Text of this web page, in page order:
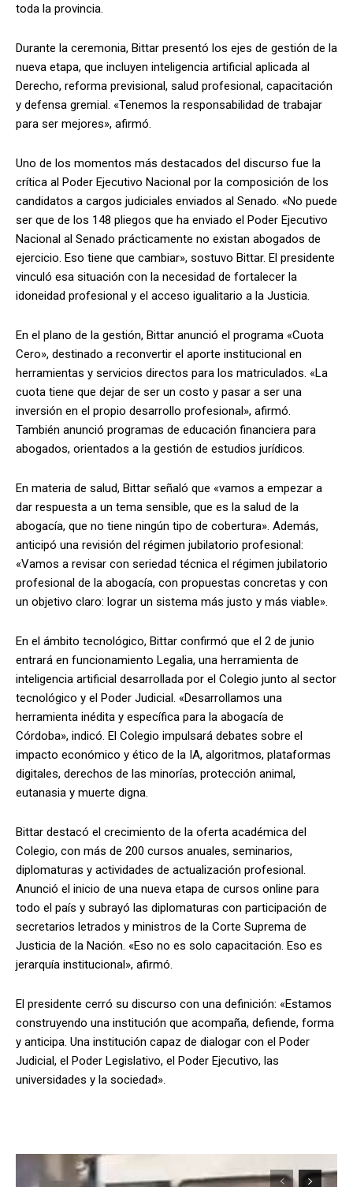
toda la provincia.
Durante la ceremonia, Bittar presentó los ejes de gestión de la
nueva etapa, que incluyen inteligencia artificial aplicada al
Derecho, reforma previsional, salud profesional, capacitación
y defensa gremial. «Tenemos la responsabilidad de trabajar
para ser mejores», afirmó.
Uno de los momentos más destacados del discurso fue la
crítica al Poder Ejecutivo Nacional por la composición de los
candidatos a cargos judiciales enviados al Senado. «No puede
ser que de los 148 pliegos que ha enviado el Poder Ejecutivo
Nacional al Senado prácticamente no existan abogados de
ejercicio. Eso tiene que cambiar», sostuvo Bittar. El presidente
vinculó esa situación con la necesidad de fortalecer la
idoneidad profesional y el acceso igualitario a la Justicia.
En el plano de la gestión, Bittar anunció el programa «Cuota
Cero», destinado a reconvertir el aporte institucional en
herramientas y servicios directos para los matriculados. «La
cuota tiene que dejar de ser un costo y pasar a ser una
inversión en el propio desarrollo profesional», afirmó.
También anunció programas de educación financiera para
abogados, orientados a la gestión de estudios jurídicos.
En materia de salud, Bittar señaló que «vamos a empezar a
dar respuesta a un tema sensible, que es la salud de la
abogacía, que no tiene ningún tipo de cobertura». Además,
anticipó una revisión del régimen jubilatorio profesional:
«Vamos a revisar con seriedad técnica el régimen jubilatorio
profesional de la abogacía, con propuestas concretas y con
un objetivo claro: lograr un sistema más justo y más viable».
En el ámbito tecnológico, Bittar confirmó que el 2 de junio
entrará en funcionamiento Legalia, una herramienta de
inteligencia artificial desarrollada por el Colegio junto al sector
tecnológico y el Poder Judicial. «Desarrollamos una
herramienta inédita y específica para la abogacía de
Córdoba», indicó. El Colegio impulsará debates sobre el
impacto económico y ético de la IA, algoritmos, plataformas
digitales, derechos de las minorías, protección animal,
eutanasia y muerte digna.
Bittar destacó el crecimiento de la oferta académica del
Colegio, con más de 200 cursos anuales, seminarios,
diplomaturas y actividades de actualización profesional.
Anunció el inicio de una nueva etapa de cursos online para
todo el país y subrayó las diplomaturas con participación de
secretarios letrados y ministros de la Corte Suprema de
Justicia de la Nación. «Eso no es solo capacitación. Eso es
jerarquía institucional», afirmó.
El presidente cerró su discurso con una definición: «Estamos
construyendo una institución que acompaña, defiende, forma
y anticipa. Una institución capaz de dialogar con el Poder
Judicial, el Poder Legislativo, el Poder Ejecutivo, las
universidades y la sociedad».